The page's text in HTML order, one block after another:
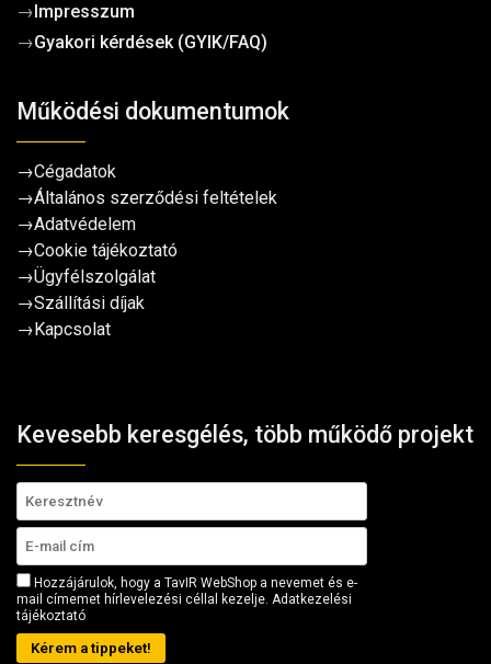
→ Impresszum
→Gyakori kérdések (GYIK/FAQ)
Működési dokumentumok
→Cégadatok
→Általános szerződési feltételek
→Adatvédelem
→Cookie tájékoztató
→Ügyfélszolgálat
→Szállítási díjak
→ Kapcsolat
Kevesebb keresgélés, több működő projekt
Hozzájárulok, hogy a TavIR WebShop a nevemet és e-
mail címemet hírlevelezési céllal kezelje. Adatkezelési
tájékoztató
Kérem a tippeket!